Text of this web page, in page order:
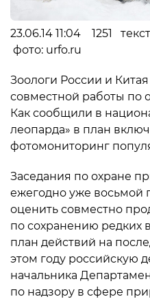
23.06.14 11:04 1251
фото: urfo.ru
Зоологи России и
совместной работы по
Как сообщили в
леопарда» в план
фотомониторинг
Заседания по охране
ежегодно уже восьмой
оценить совместно
по сохранению редких
план действий на
этом году российскую
начальника
по надзору в сфере